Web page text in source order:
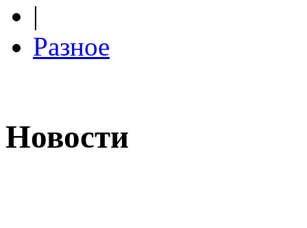
|
Разное
Новости